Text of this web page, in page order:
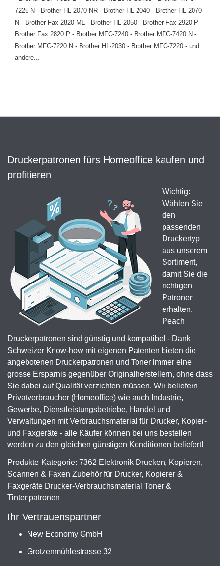
7225 N - Brother HL-2070 NR - Brother HL-2040 - Brother HL-2070
N - Brother Fax 2820 ML - Brother HL-2050 - Brother Fax 2920 P -
Brother Fax 2820 P - Brother MFC-7240 - Brother MFC-7420 N -
Brother MFC-7220 N - Brother HL-2030 - Brother MFC-7220 - und
andere...
Druckerpatronen fürs Homeoffice kaufen und
profitieren
Wichtig:
Wählen Sie
den
passenden
Druckertyp
aus unserem
Sortiment,
damit Sie die
richtigen
Patronen
erhalten.
Peach
Druckerpatronen sind günstig und kompatibel - Dank
Schweizer Know-how mit eigenen Patenten bieten die
angebotenen Druckerpatronen und Toner immer eine
grosse Ersparnis gegenüber Originalherstellern, ohne dass
Sie dabei auf Qualität verzichten müssen. Wir beliefern
Privatverbraucher (Homeoffice) wie auch Industrie,
Gewerbe, Dienstleistungsbetriebe, Handel und
Verwaltungen mit Verbrauchsmaterial für Drucker, Kopier-
und Faxgeräte - alle Käufer können bei uns bestellen
werden zu den gleichen günstigen Konditionen beliefert!
Produkte-Kategorie: 7362 Elektronik Drucken, Kopieren,
Scannen & Faxen Zubehör für Drucker, Kopierer &
Faxgeräte Drucker-Verbrauchsmaterial Toner &
Tintenpatronen
Ihr Vertrauenspartner
New Economy GmbH
Grotzenmühlestrasse 32